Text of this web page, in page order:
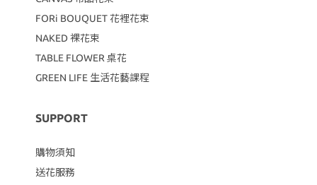
FORi BOUQUET 花裡花束
NAKED 裸花束
TABLE FLOWER 桌花
GREEN LIFE 生活花藝課程
SUPPORT
購物須知
送花服務